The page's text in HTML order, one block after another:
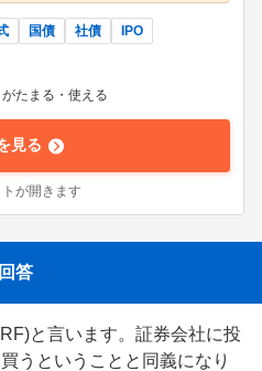
認することができます。最近
ば、対象銘柄群を国内株と米
のみと選択できるところも望
手数料の安さ重視で比較する
、タイムリーな情報、掘り下
選択のカギを握る時代と言え
ませんが、VポイントやPont
れる上にたまったポイントで
、お得感がアップするのは素
国債 社債
IPO
がたまる・使える
見る
が開きます
答
と言います。証券会社に投
うということと同義になり